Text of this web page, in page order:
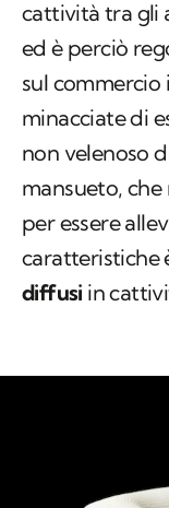
cattività tra gli
ed è perciò
sul commercio
minacciate di
non velenoso
mansueto,
per essere
caratteristiche
diffusi in